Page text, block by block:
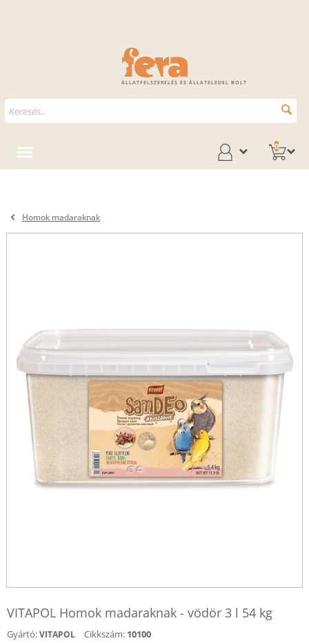
ÁLLATFELSZERELÉS ÉS ÁLLATELEDEL BOLT
0
Homok madaraknak
VITAPOL Homok madaraknak - vödör 3 l 54 kg
Gyártó:VITAPOL Cikkszám: 10100